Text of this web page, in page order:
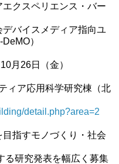
クスペリエンス・バー
バイスメディア指向ユ
）
月26日（金）
ィア応用科学研究棟（北
detail.php?area=2
指すモノづくり・社会
研究発表を幅広く募集